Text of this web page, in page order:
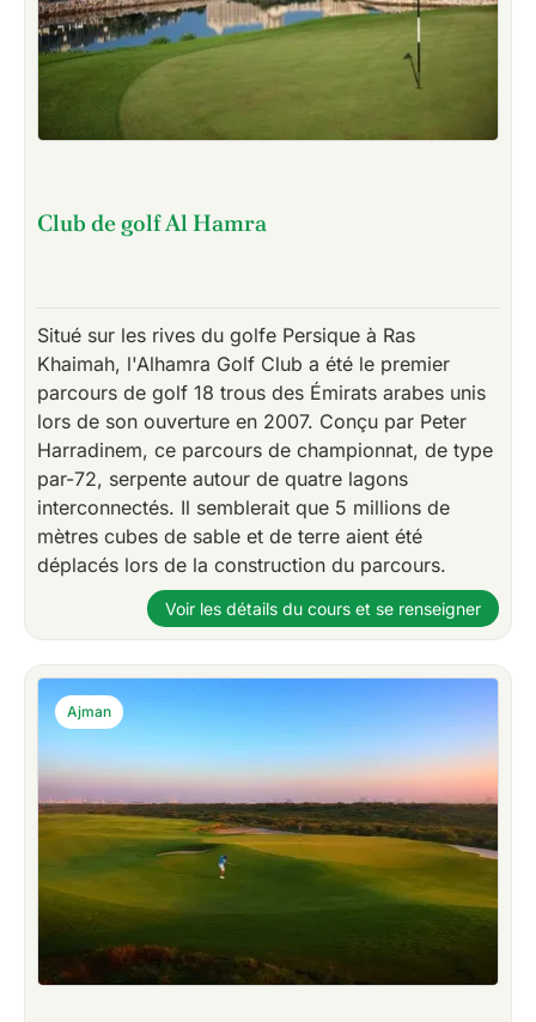
Club de golf Al Hamra
Situé sur les rives du golfe Persique à Ras
Khaimah, l'Alhamra Golf Club a été le premier
parcours de golf 18 trous des Émirats arabes unis
lors de son ouverture en 2007. Conçu par Peter
Harradinem, ce parcours de championnat, de type
par-72, serpente autour de quatre lagons
interconnectés. Il semblerait que 5 millions de
mètres cubes de sable et de terre aient été
déplacés lors de la construction du parcours.
Voir les détails du cours et se renseigner
Ajman